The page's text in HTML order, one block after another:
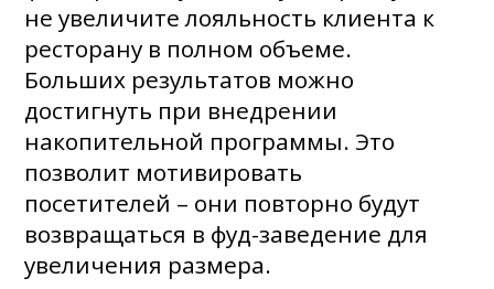
не увеличите лояльность клиента к
ресторану в полном объеме.
Больших результатов можно
достигнуть при внедрении
накопительной программы. Это
позволит мотивировать
посетителей – они повторно будут
возвращаться в фуд-заведение для
увеличения размера.